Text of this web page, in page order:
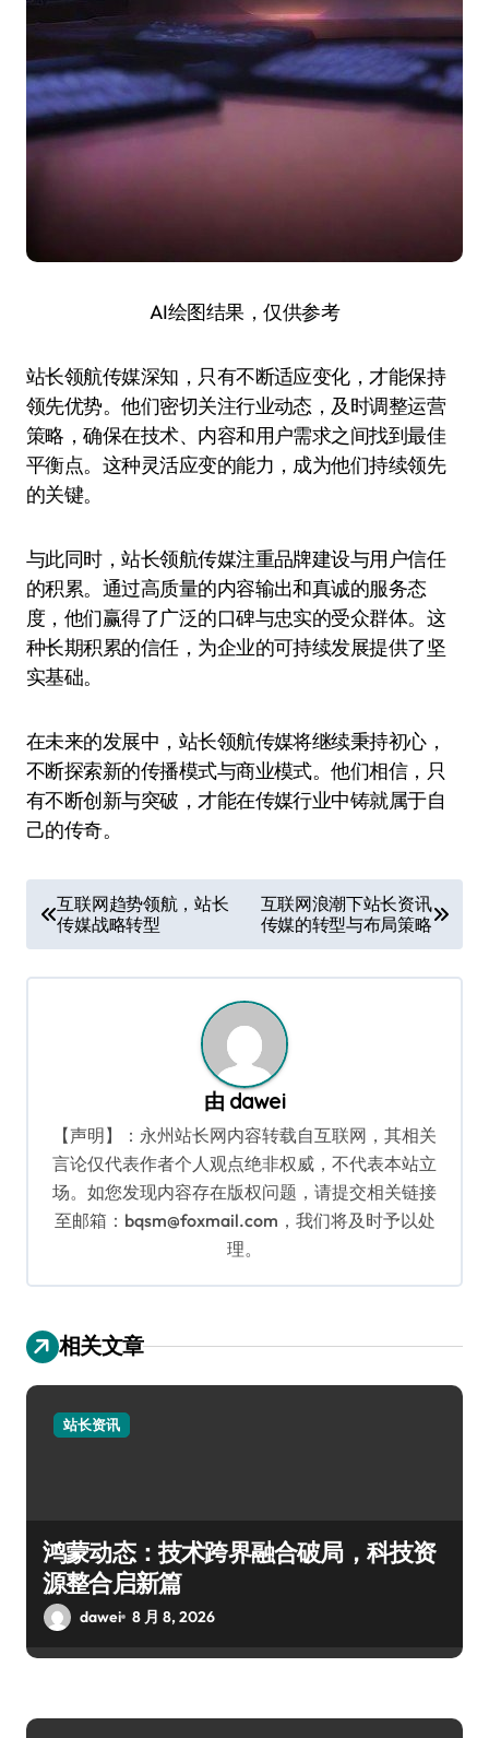
AI绘图结果，仅供参考
站长领航传媒深知，只有不断适应变化，才能保持
领先优势。他们密切关注行业动态，及时调整运营
策略，确保在技术、内容和用户需求之间找到最佳
平衡点。这种灵活应变的能力，成为他们持续领先
的关键。
与此同时，站长领航传媒注重品牌建设与用户信任
的积累。通过高质量的内容输出和真诚的服务态
度，他们赢得了广泛的口碑与忠实的受众群体。这
种长期积累的信任，为企业的可持续发展提供了坚
实基础。
在未来的发展中，站长领航传媒将继续秉持初心，
不断探索新的传播模式与商业模式。他们相信，只
有不断创新与突破，才能在传媒行业中铸就属于自
己的传奇。
章
导
互联网趋势领航，站长
传媒战略转型
互联网浪潮下站长资讯
传媒的转型与布局策略
由 dawei
【声明】：永州站长网内容转载自互联网，其相关
言论仅代表作者个人观点绝非权威，不代表本站立
场。如您发现内容存在版权问题，请提交相关链接
至邮箱：bqsm@foxmail.com，我们将及时予以处
理。
相关文章
站长资讯
鸿蒙动态：技术跨界融合破局，科技资
源整合启新篇
dawei 8 月 8, 2026